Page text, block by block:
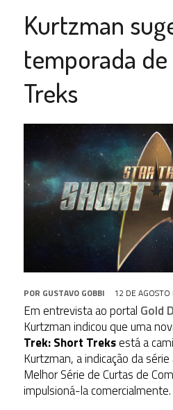
Kurtzman
temporada
Treks
POR GUSTAVO GOBBI 12 DE
Em entrevista ao portal Gold
Kurtzman indicou que uma
Trek: Short Treksestá a
Kurtzman, a indicação da
Melhor Série de Curtas de
impulsioná-la comercialmente.